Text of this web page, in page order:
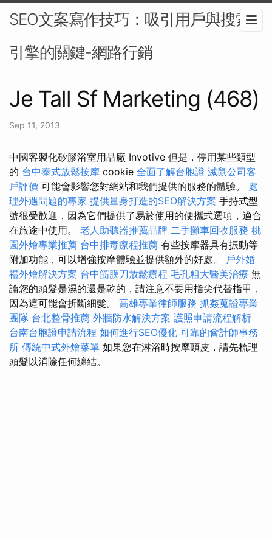
SEO文案寫作技巧：吸引用戶與搜索
引擎的關鍵-網路行銷
Je Tall Sf Marketing (468)
Sep 11, 2013
中國客製化矽膠浴室用品廠 Invotive 但是，停用某些類型
的 台中泰式放鬆按摩 cookie 全面了解台胞證 滅鼠公司客
戶評價 可能會影響您對網站和我們提供的服務的體驗。 處
理外遇問題的專家 提供量身打造的SEO解決方案 手持式型
號很受歡迎，因為它們提供了易於使用的便攜式選項，適合
在旅途中使用。 老人助聽器推薦品牌 二手攤車回收服務 桃
園外燴專業推薦 台中排毒療程推薦 有些按摩器具有振動等
附加功能，可以增強按摩體驗並提供額外的好處。 戶外婚
禮外燴解決方案 台中筋膜刀放鬆療程 毛孔粗大醫美治療 無
論您的頭髮是濕的還是乾的，請注意不要用指尖代替指甲，
因為這可能會折斷細髮。 高雄專業律師服務 抓姦蒐證專業
團隊 台北整骨推薦 外牆防水解決方案 護照申請流程解析
台南台胞證申請流程 如何進行SEO優化 可靠的會計師事務
所 傳統中式外燴菜單 如果您在淋浴時按摩頭皮，請先梳理
頭髮以消除任何纏結。